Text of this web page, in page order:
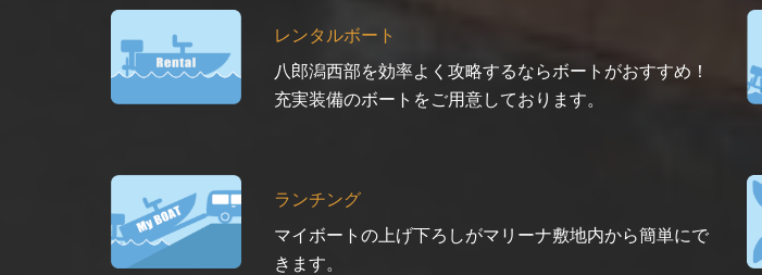
レンタルボート
八郎潟西部を効率よく攻略するならボートがおすすめ！
充実装備のボートをご用意しております。
ランチング
マイボートの上げ下ろしがマリーナ敷地内から簡単にで
きます。